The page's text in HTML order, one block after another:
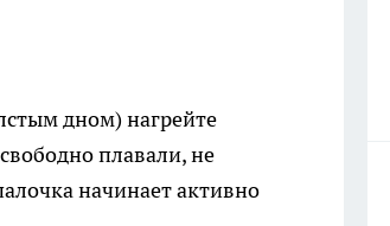
дном) нагрейте
плавали, не
начинает активно